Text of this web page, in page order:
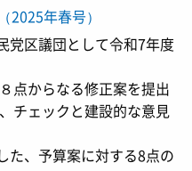
2025年春号）
区議団として令和7年度
点からなる修正案を提出
チェックと建設的な意見
た、予算案に対する8点の